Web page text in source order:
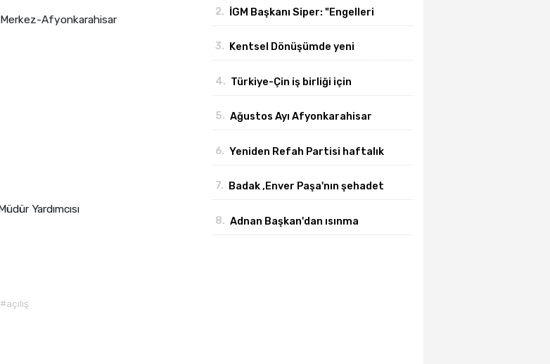
Merkez-Afyonkarahisar
Yardımcısı
#açılış
2. İGM Başkanı Siper: "Engelleri
3. Kentsel Dönüşümde yeni
4. Türkiye-Çin iş birliği için
gerçekleşti
5. Ağustos Ayı Afyonkarahisar
gerçekleşti
6. Yeniden Refah Partisi haftalık
7. Badak ,Enver Paşa'nın şehadet
yayımladı
8. Adnan Başkan'dan ısınma